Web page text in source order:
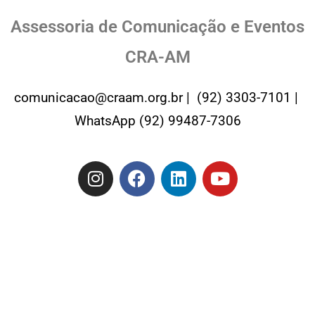
Assessoria de Comunicação e Eventos
CRA-AM
comunicacao@craam.org.br | (92) 3303-7101 |
WhatsApp (92) 99487-7306